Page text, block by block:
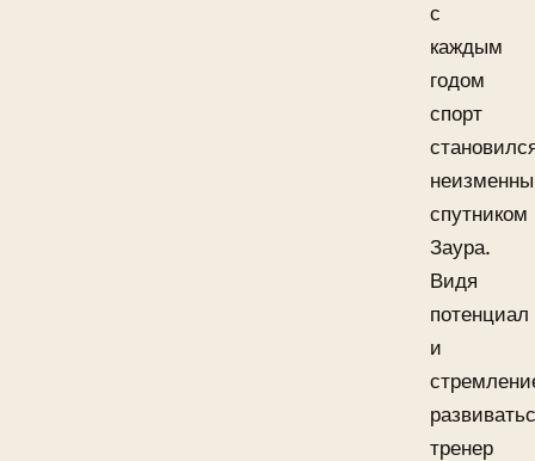
с
каждым
годом
спорт
спутником
Заура.
Видя
потенциал
и
тренер